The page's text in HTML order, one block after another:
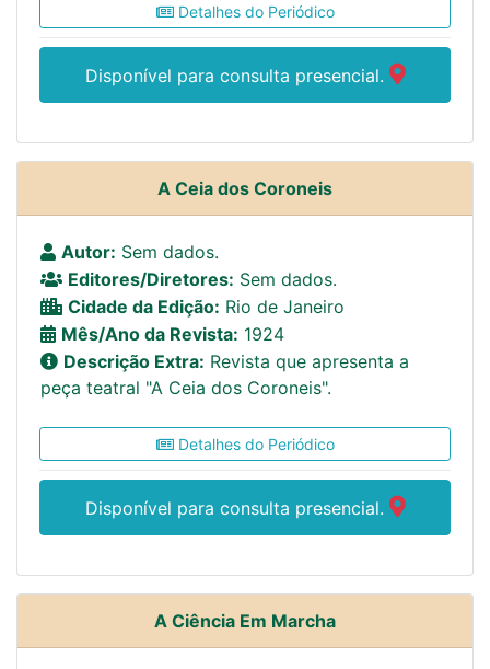
Detalhes do Periódico
Disponível para consulta presencial.
A Ceia dos Coroneis
Autor: Sem dados.
Editores/Diretores: Sem dados.
Cidade da Edição: Rio de Janeiro
Mês/Ano da Revista: 1924
Descrição Extra: Revista que apresenta a
peça teatral "A Ceia dos Coroneis".
Detalhes do Periódico
Disponível para consulta presencial.
A Ciência Em Marcha